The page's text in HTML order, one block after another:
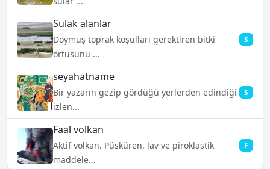
Sulak alanlar
Doymuş toprak koşulları gerektiren bitki
örtüsünü ...
S
seyahatname
Bir yazarın gezip gördüğü yerlerden edindiği
izlen...
S
Faal volkan
Aktif volkan. Püsküren, lav ve piroklastik
maddele...
F